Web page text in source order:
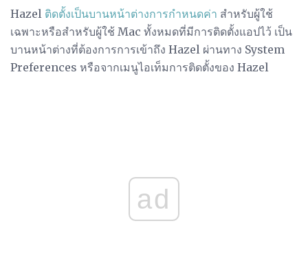
Hazel ติดตั้งเป็นบานหน้าต่างการกำหนดค่า สำหรับผู้ใช้
เฉพาะหรือสำหรับผู้ใช้ Mac ทั้งหมดที่มีการติดตั้งแอปไว้ เป็น
บานหน้าต่างที่ต้องการการเข้าถึง Hazel ผ่านทาง System
Preferences หรือจากเมนูไอเท็มการติดตั้งของ Hazel
ad